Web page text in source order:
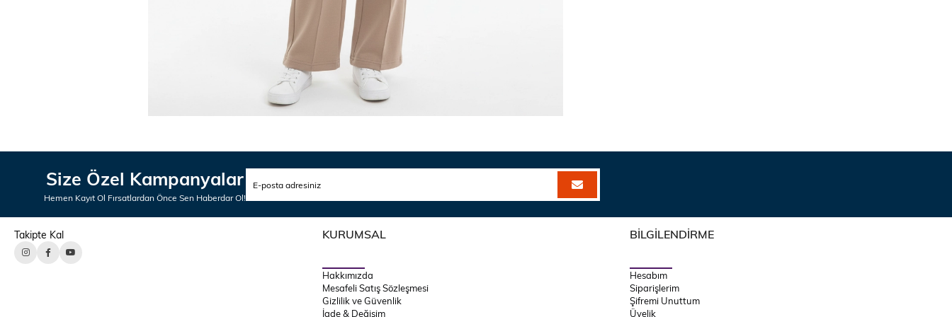
Size Özel Kampanyalar
Hemen Kayıt Ol Fırsatlardan Önce Sen Haberdar Ol!
Takipte Kal KURUMSAL
Hakkımızda
Mesafeli Satış Sözleşmesi
Gizlilik ve Güvenlik
İade & Değişim
BİLGİLENDİRME
Hesabım
Siparişlerim
Şifremi Unuttum
Üyelik